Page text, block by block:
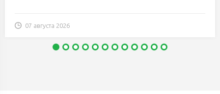
07 августа 2026